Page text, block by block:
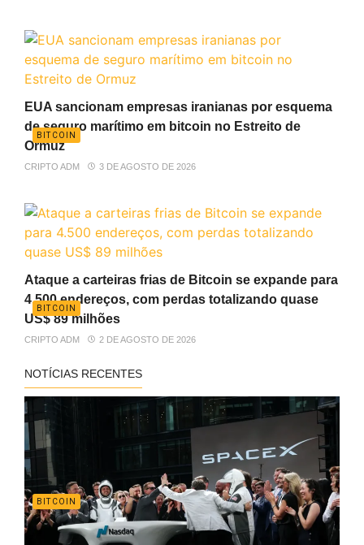
BITCOIN
EUA sancionam empresas iranianas por esquema
de seguro marítimo em bitcoin no Estreito de
Ormuz
CRIPTO ADM 3 DE AGOSTO DE 2026
BITCOIN
Ataque a carteiras frias de Bitcoin se expande para
4.500 endereços, com perdas totalizando quase
US$ 89 milhões
CRIPTO ADM 2 DE AGOSTO DE 2026
NOTÍCIAS RECENTES
BITCOIN